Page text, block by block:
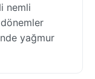
nemli
yağmur